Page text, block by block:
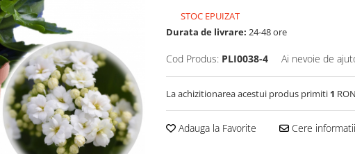
STOC EPUIZAT
Durata de livrare: 24-48 ore
Cod Produs: PLI0038-4 Ai nevoie de
La achizitionarea acestui produs primiti 1
Adauga la Favorite Cere informatii